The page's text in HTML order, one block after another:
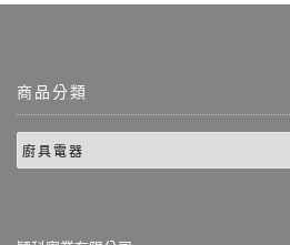
商品分類